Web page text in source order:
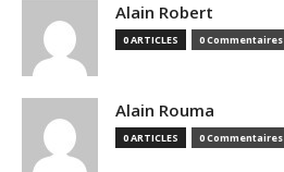
Alain Robert
0 ARTICLES 0 Commentaires
Alain Rouma
0 ARTICLES 0 Commentaires